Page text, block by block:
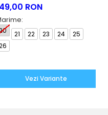
RON
21 22 23 24
25
Vezi Variante